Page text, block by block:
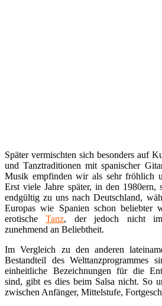
Später vermischten sich besonders auf
und Tanztraditionen mit spanischer
Musik empfinden wir als sehr fröhlich
Erst viele Jahre später, in den 1980ern,
endgültig zu uns nach Deutschland,
Europas wie Spanien schon beliebter
erotischeTanz, der jedoch nicht
zunehmend an Beliebtheit.
Im Vergleich zu den anderen
Bestandteil des Welttanzprogrammes
einheitliche Bezeichnungen für die
sind, gibt es dies beim Salsa nicht. So
zwischen Anfänger, Mittelstufe,